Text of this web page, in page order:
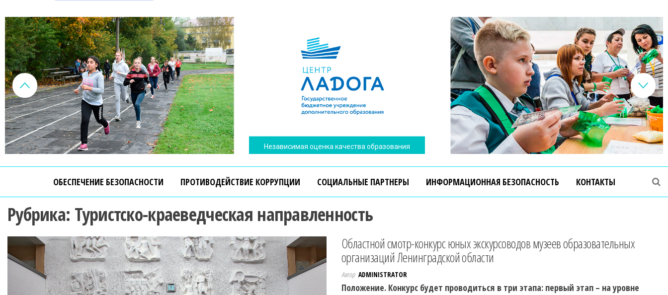
Независимая оценка качества образования
ОБЕСПЕЧЕНИЕ БЕЗОПАСНОСТИ ПРОТИВОДЕЙСТВИЕ КОРРУПЦИИ СОЦИАЛЬНЫЕ ПАРТНЕРЫ ИНФОРМАЦИОННАЯ БЕЗОПАСНОСТЬ КОНТАКТЫ
Рубрика: Туристско-краеведческая направленность
Областной смотр-конкурс юных экскурсоводов музеев образовательных
организаций Ленинградской области
Автор ADMINISTRATOR
Положение. Конкурс будет проводиться в три этапа: первый этап – на уровне